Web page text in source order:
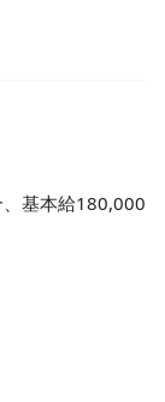
基本給180,000